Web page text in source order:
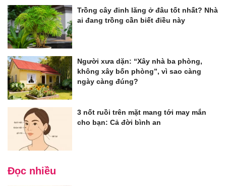
Trồng cây đinh lăng ở đâu tốt nhất? Nhà
ai đang trồng cần biết điều này
Người xưa dặn: “Xây nhà ba phòng,
không xây bốn phòng”, vì sao càng
ngày càng đúng?
3 nốt ruồi trên mặt mang tới may mắn
cho bạn: Cả đời bình an
Đọc nhiều